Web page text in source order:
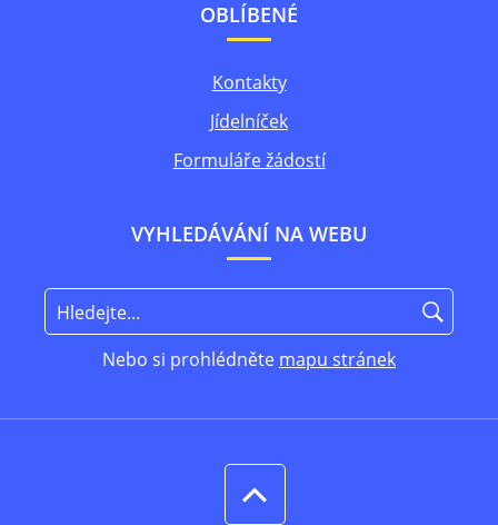
OBLÍBENÉ
Kontakty
Jídelníček
Formuláře žádostí
VYHLEDÁVÁNÍ NA WEBU
Nebo si prohlédněte mapu stránek